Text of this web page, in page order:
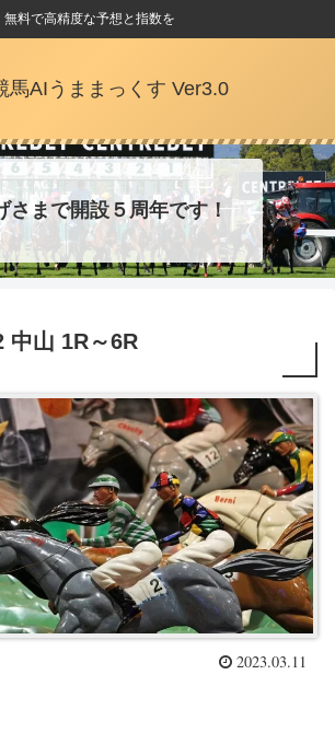
無料で高精度な予想と指数を
馬AIうままっくす Ver3.0
さまで開設５周年です！
中山 1R～6R
2023.03.11